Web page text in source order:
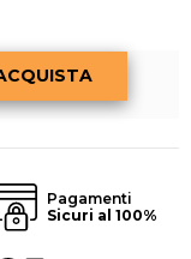
Pagamenti
Sicuri al 100%